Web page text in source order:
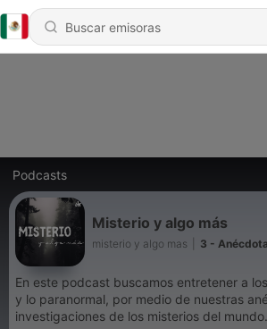
Podcasts
Misterio y algo más
misterio y algo mas 3 -
En este podcast buscamos entretener a
y lo paranormal, por medio de nuestras
investigaciones de los misterios del mundo.